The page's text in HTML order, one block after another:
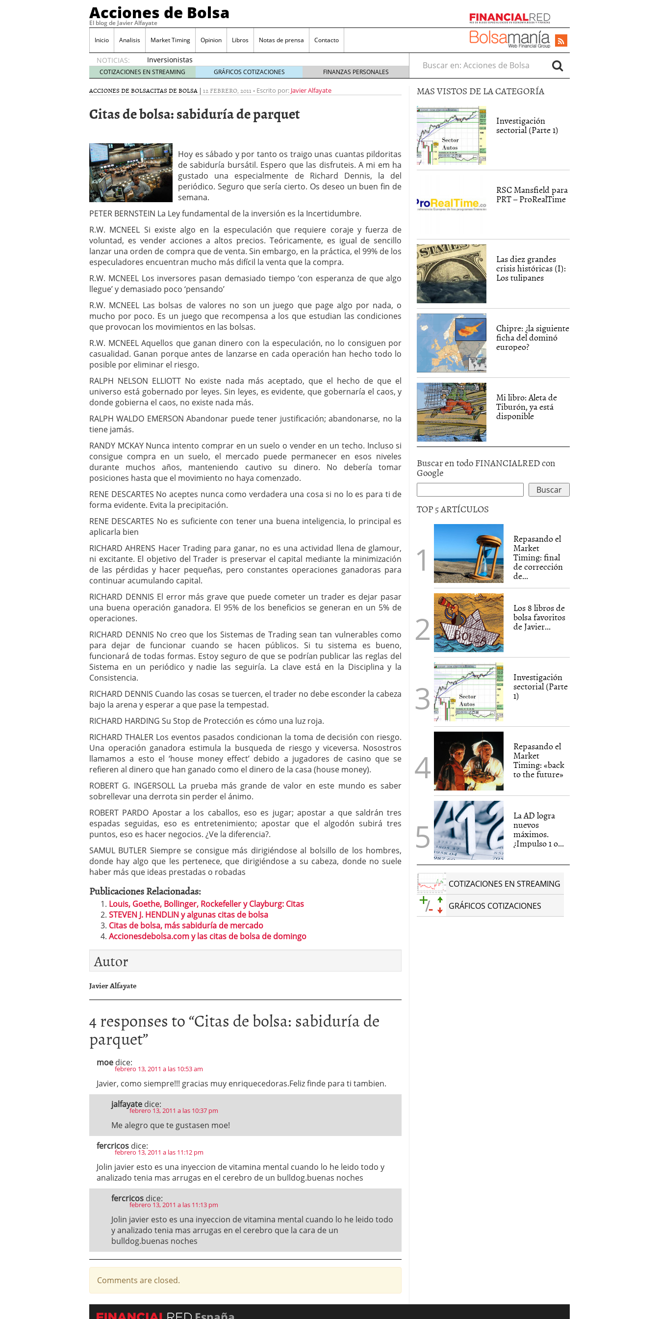
Acciones de Bolsa
El blog de Javier Alfayate
Inicio Analisis Market Timing Opinion Libros Notas de prensa Contacto
NOTICIAS:
Inversionistas
VIP en
México
muestran
interés
por SIFX
Qué es una acción infravalorada y por qué no hay que perderlas de vista
noviembre 30, 2024
Entendiendo los ETF de Bitcoin noviembre 22, 2024
Dividend Kings: empresas que destacan por sus dividendos constantes
noviembre 12, 2024
Descubre RealAdvisor: Una poderosa herramienta para tus inversiones
COTIZACIONES EN STREAMING GRÁFICOS COTIZACIONES FINANZAS PERSONALES
Buscar en:
ACCIONES DE BOLSACITAS DE BOLSA | 12 FEBRERO, 2011 - Escrito por: Javier Alfayate
Citas de bolsa: sabiduría de parquet
Hoy es sábado y por tanto os traigo unas cuantas pildoritas
de sabiduría bursátil. Espero que las disfruteis. A mi em ha
gustado una especialmente de Richard Dennis, la del
periódico. Seguro que sería cierto. Os deseo un buen fin de
semana.
PETER BERNSTEIN La Ley fundamental de la inversión es la Incertidumbre.
R.W. MCNEEL Si existe algo en la especulación que requiere coraje y fuerza de
voluntad, es vender acciones a altos precios. Teóricamente, es igual de sencillo
lanzar una orden de compra que de venta. Sin embargo, en la práctica, el 99% de los
especuladores encuentran mucho más difícil la venta que la compra.
R.W. MCNEEL Los inversores pasan demasiado tiempo ‘con esperanza de que algo
llegue’ y demasiado poco ‘pensando’
R.W. MCNEEL Las bolsas de valores no son un juego que page algo por nada, o
mucho por poco. Es un juego que recompensa a los que estudian las condiciones
que provocan los movimientos en las bolsas.
R.W. MCNEEL Aquellos que ganan dinero con la especulación, no lo consiguen por
casualidad. Ganan porque antes de lanzarse en cada operación han hecho todo lo
posible por eliminar el riesgo.
RALPH NELSON ELLIOTT No existe nada más aceptado, que el hecho de que el
universo está gobernado por leyes. Sin leyes, es evidente, que gobernaría el caos, y
donde gobierna el caos, no existe nada más.
RALPH WALDO EMERSON Abandonar puede tener justificación; abandonarse, no la
tiene jamás.
RANDY MCKAY Nunca intento comprar en un suelo o vender en un techo. Incluso si
consigue compra en un suelo, el mercado puede permanecer en esos niveles
durante muchos años, manteniendo cautivo su dinero. No debería tomar
posiciones hasta que el movimiento no haya comenzado.
RENE DESCARTES No aceptes nunca como verdadera una cosa si no lo es para ti de
forma evidente. Evita la precipitación.
RENE DESCARTES No es suficiente con tener una buena inteligencia, lo principal es
aplicarla bien
RICHARD AHRENS Hacer Trading para ganar, no es una actividad llena de glamour,
ni excitante. El objetivo del Trader is preservar el capital mediante la minimización
de las pérdidas y hacer pequeñas, pero constantes operaciones ganadoras para
continuar acumulando capital.
RICHARD DENNIS El error más grave que puede cometer un trader es dejar pasar
una buena operación ganadora. El 95% de los beneficios se generan en un 5% de
operaciones.
RICHARD DENNIS No creo que los Sistemas de Trading sean tan vulnerables como
para dejar de funcionar cuando se hacen públicos. Si tu sistema es bueno,
funcionará de todas formas. Estoy seguro de que se podrían publicar las reglas del
Sistema en un periódico y nadie las seguiría. La clave está en la Disciplina y la
Consistencia.
RICHARD DENNIS Cuando las cosas se tuercen, el trader no debe esconder la cabeza
bajo la arena y esperar a que pase la tempestad.
RICHARD HARDING Su Stop de Protección es cómo una luz roja.
RICHARD THALER Los eventos pasados condicionan la toma de decisión con riesgo.
Una operación ganadora estimula la busqueda de riesgo y viceversa. Nosostros
llamamos a esto el ‘house money effect’ debido a jugadores de casino que se
refieren al dinero que han ganado como el dinero de la casa (house money).
ROBERT G. INGERSOLL La prueba más grande de valor en este mundo es saber
sobrellevar una derrota sin perder el ánimo.
ROBERT PARDO Apostar a los caballos, eso es jugar; apostar a que saldrán tres
espadas seguidas, eso es entretenimiento; apostar que el algodón subirá tres
puntos, eso es hacer negocios. ¿Ve la diferencia?.
SAMUL BUTLER Siempre se consigue más dirigiéndose al bolsillo de los hombres,
donde hay algo que les pertenece, que dirigiéndose a su cabeza, donde no suele
haber más que ideas prestadas o robadas
Publicaciones Relacionadas:
Louis, Goethe, Bollinger, Rockefeller y Clayburg: Citas
STEVEN J. HENDLIN y algunas citas de bolsa
Citas de bolsa, más sabiduría de mercado
Accionesdebolsa.com y las citas de bolsa de domingo
Autor
Javier Alfayate
4 responses to “Citas de bolsa: sabiduría de
parquet”
moe dice:
febrero 13, 2011 a las 10:53 am
Javier, como siempre!!! gracias muy enriquecedoras.Feliz finde para ti tambien.
jalfayate dice:
febrero 13, 2011 a las 10:37 pm
Me alegro que te gustasen moe!
fercricos dice:
febrero 13, 2011 a las 11:12 pm
Jolin javier esto es una inyeccion de vitamina mental cuando lo he leido todo y
analizado tenia mas arrugas en el cerebro de un bulldog.buenas noches
fercricos dice:
febrero 13, 2011 a las 11:13 pm
Jolin javier esto es una inyeccion de vitamina mental cuando lo he leido todo
y analizado tenia mas arrugas en el cerebro que la cara de un
bulldog.buenas noches
Comments are closed.
MAS VISTOS DE LA CATEGORÍA
Investigación
sectorial (Parte 1)
RSC Mansfield para
PRT – ProRealTime
Las diez grandes
crisis históricas (I):
Los tulipanes
Chipre: ¿la siguiente
ficha del dominó
europeo?
Mi libro: Aleta de
Tiburón, ya está
disponible
Buscar en todo FINANCIALRED con
Google
TOP 5 ARTÍCULOS
Repasando el
Market
Timing: final
de corrección
de...
Los 8 libros de
bolsa favoritos
de Javier...
Investigación
sectorial (Parte
1)
Repasando el
Market
Timing: «back
to the future»
La AD logra
nuevos
máximos.
¿Impulso 1 o...
COTIZACIONES EN STREAMING
GRÁFICOS COTIZACIONES